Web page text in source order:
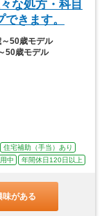
な処方・科目
きます。
～50歳モデル
50歳モデル
住宅補助（手当）あり
中 年間休日120日以上
味がある